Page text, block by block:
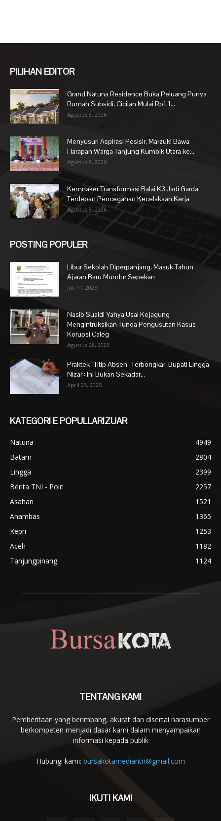
PILIHAN EDITOR
Grand Natuna Residence Buka Peluang Punya
Rumah Subsidi, Cicilan Mulai Rp1,1...
Agustus 8, 2026
Menyusuri Aspirasi Pesisir, Marzuki Bawa
Harapan Warga Tanjung Kumbik Utara ke...
Agustus 8, 2026
Kemnaker Transformasi Balai K3 Jadi Garda
Terdepan Pencegahan Kecelakaan Kerja
Agustus 8, 2026
POSTING POPULER
Libur Sekolah Diperpanjang, Masuk Tahun
Ajaran Baru Mundur Sepekan
Juli 11, 2025
Nasib Suaidi Yahya Usai Kejagung
Mengintruksikan Tunda Pengusutan Kasus
Korupsi Caleg
Agustus 28, 2023
Praktek “Titip Absen” Terbongkar, Bupati Lingga
Nizar : Ini Bukan Sekadar...
April 23, 2025
KATEGORI E POPULLARIZUAR
Natuna
4949
Batam
2804
Lingga
2399
Berita TNI - Polri
2257
Asahan
1521
Anambas
1365
Kepri
1253
Aceh
1182
Tanjungpinang
1124
TENTANG KAMI
Pemberitaan yang berimbang, akurat dan disertai narasumber
berkompeten menjadi dasar kami dalam menyampaikan
informasi kepada publik
Hubungi kami: bursakotamediantn@gmail.com
IKUTI KAMI